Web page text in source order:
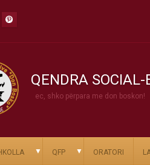
QENDRA SOCIAL-
ec, shko përpara me don boskon!
▼ QFP ▼ ORATORI